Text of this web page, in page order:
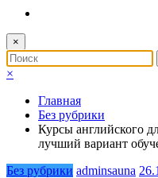
×
×
Главная
Без рубрики
Курсы английского
лучший вариант
Без рубрики adminsauna